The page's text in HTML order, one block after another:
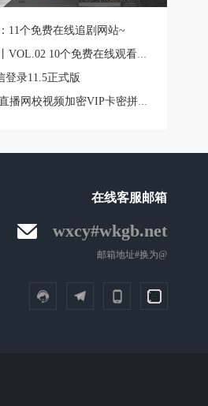
11个免费在线追剧网站~
福利网站丨VOL.02 10个免费在线观看影视网
登录11.5正式版
it618视频直播网校视频加密VIP卡密拼课认证
在线客服邮箱
wxcy#wkgb.net
邮箱地址#换为@